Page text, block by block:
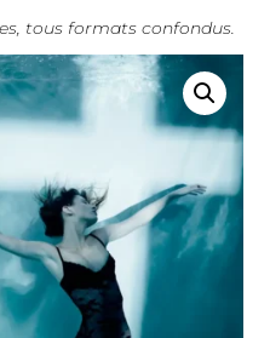
tous formats confondus.